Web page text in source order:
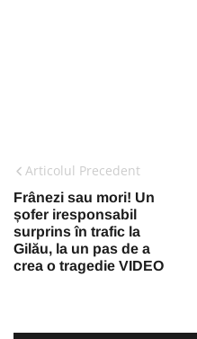
Articolul Precedent
Frânezi sau mori! Un
șofer iresponsabil
surprins în trafic la
Gilău, la un pas de a
crea o tragedie VIDEO